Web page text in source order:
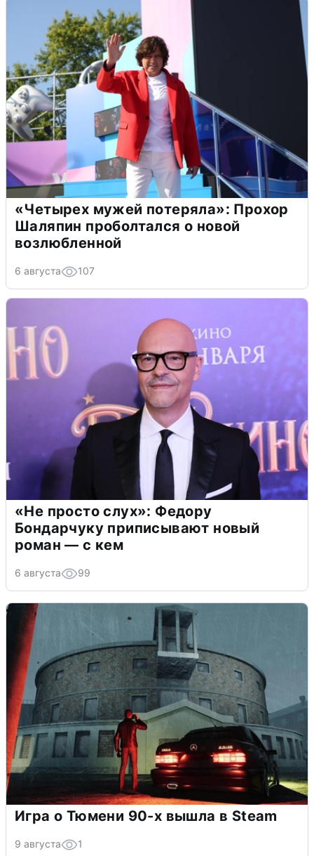
«Четырех мужей потеряла»: Прохор
Шаляпин проболтался о новой
возлюбленной
6 августа 107
«Не просто слух»: Федору
Бондарчуку приписывают новый
роман — с кем
6 августа 99
Игра о Тюмени 90-х вышла в Steam
9 августа 1